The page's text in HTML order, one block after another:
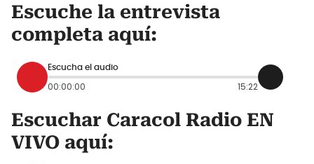
Escuche la entrevista
completa aquí:
Escucha el audio
00:00:00 15:22
Escuchar Caracol Radio EN
VIVO aquí: